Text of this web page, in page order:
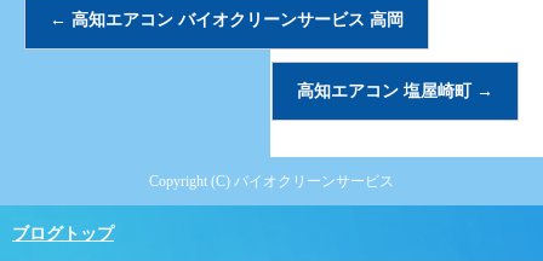
← 高知エアコン バイオクリーンサービス 高岡
高知エアコン 塩屋崎町 →
Copyright (C) バイオクリーンサービス
ブログトップ